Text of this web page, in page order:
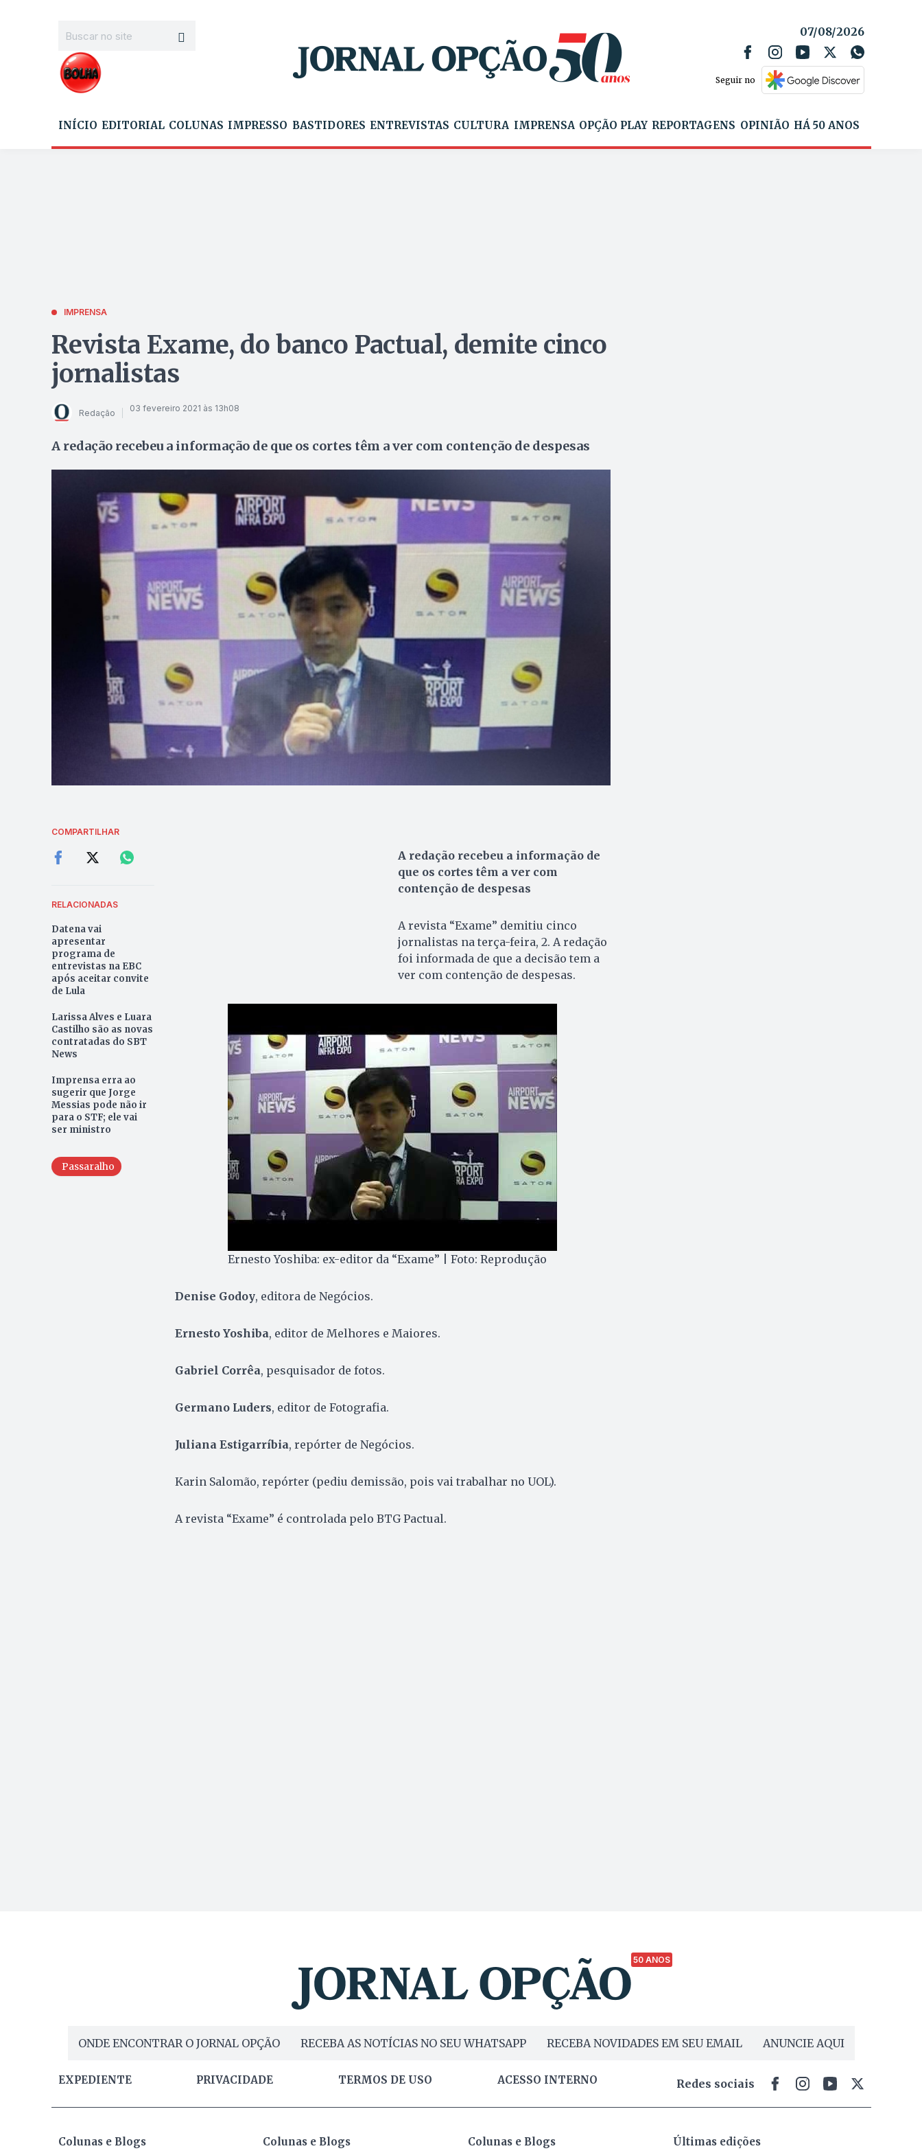
07/08/2026
Seguir no
INÍCIO EDITORIAL COLUNAS IMPRESSO BASTIDORES ENTREVISTAS CULTURA IMPRENSA OPÇÃO PLAY REPORTAGENS OPINIÃO HÁ 50 ANOS
IMPRENSA
Revista Exame, do banco Pactual, demite cinco
jornalistas
Redação 03 fevereiro 2021 às 13h08
A redação recebeu a informação de que os cortes têm a ver com contenção de despesas
COMPARTILHAR
RELACIONADAS
Datena vai
apresentar
programa de
entrevistas na EBC
após aceitar convite
de Lula
Larissa Alves e Luara
Castilho são as novas
contratadas do SBT
News
Imprensa erra ao
sugerir que Jorge
Messias pode não ir
para o STF; ele vai
ser ministro
Passaralho
A redação recebeu a informação de
que os cortes têm a ver com
contenção de despesas
A revista “Exame” demitiu cinco
jornalistas na terça-feira, 2. A redação
foi informada de que a decisão tem a
ver com contenção de despesas.
Ernesto Yoshiba: ex-editor da “Exame” | Foto: Reprodução
Denise Godoy, editora de Negócios.
Ernesto Yoshiba, editor de Melhores e Maiores.
Gabriel Corrêa, pesquisador de fotos.
Germano Luders, editor de Fotografia.
Juliana Estigarríbia, repórter de Negócios.
Karin Salomão, repórter (pediu demissão, pois vai trabalhar no UOL).
A revista “Exame” é controlada pelo BTG Pactual.
50 ANOS
ONDE ENCONTRAR O JORNAL OPÇÃO RECEBA AS NOTÍCIAS NO SEU WHATSAPP RECEBA NOVIDADES EM SEU EMAIL ANUNCIE AQUI
EXPEDIENTE PRIVACIDADE TERMOS DE USO ACESSO INTERNO Redes sociais
Colunas e Blogs Colunas e Blogs Colunas e Blogs Últimas edições